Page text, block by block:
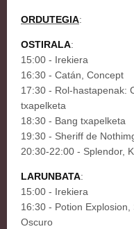
ORDUTEGIA:
OSTIRALA:
15:00 - Irekiera
16:30 - Catán, Concept
17:30 - Rol-hastapenak:
txapelketa
18:30 - Bang txapelketa
19:30 - Sheriff de
20:30-22:00 - Splendor,
LARUNBATA:
15:00 - Irekiera
16:30 - Potion Explosion,
Oscuro